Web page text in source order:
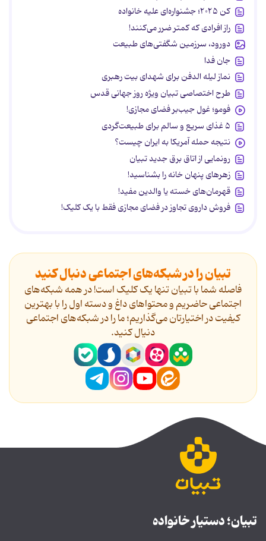
کن ۲۰۲۵؛ جشنواره‌ای علیه خانواده
راز افرادی که کمتر ضرر می‌کنند!
دورود، سرزمین شگفتی‌های طبیعت
جان فدا
نماز لیله الدفن برای شهدای بیت رهبری
طرح اختصاصی تبیان ویژه روز جهانی قدس
فومو؛ غول جیب‌بر فضای مجازی!
۵ غذای سریع و سالم برای طبیعت‌گردی
نتیجه حمله آمریکا به ایران چیست؟
رونمایی از اتاق برق جدید تبیان
زهرهای پنهان خانه را بشناسید!
قهرمان‌های خسته یا والدین مفید!
فروش داروی تجاوز در فضای مجازی فقط با یک کلیک!
تبیان را در شبکه‌های اجتماعی دنبال کنید
فاصله شما با تبیان تنها یک کلیک است! در همه شبکه‌های
اجتماعی حاضریم و محتواهای داغ و دسته اول را با بهترین
کیفیت در اختیارتان می‌گذاریم؛ ما را در شبکه‌های اجتماعی
دنیال کنید.
تبیان؛ دستیار خانواده